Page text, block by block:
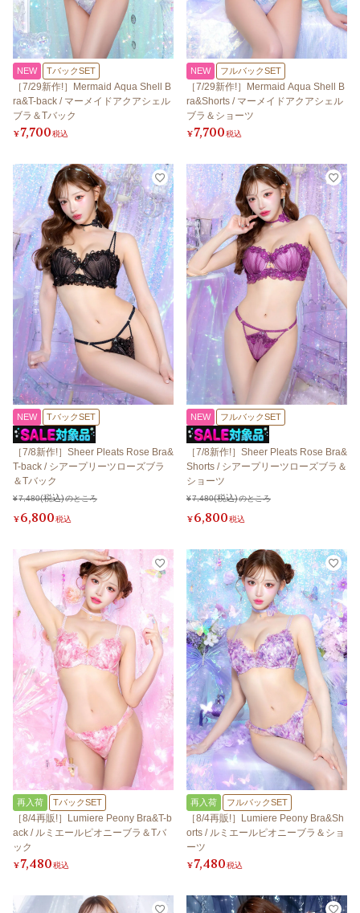
NEW TバックSET
［7/29新作!］Mermaid Aqua Shell B
ra&T-back / マーメイドアクアシェル
ブラ＆Tバック
¥7,700税込
NEW フルバックSET
［7/29新作!］Mermaid Aqua Shell B
ra&Shorts / マーメイドアクアシェル
ブラ＆ショーツ
¥7,700税込
NEW TバックSET
［7/8新作!］Sheer Pleats Rose Bra&
T-back / シアープリーツローズブラ
＆Tバック
¥7,480 のところ
¥6,800税込
NEW フルバックSET
［7/8新作!］Sheer Pleats Rose Bra&
Shorts / シアープリーツローズブラ＆
ショーツ
¥7,480 のところ
¥6,800税込
再入荷 TバックSET
［8/4再販!］Lumiere Peony Bra&T-b
ack / ルミエールピオニーブラ＆Tバ
ック
¥7,480税込
再入荷 フルバックSET
［8/4再販!］Lumiere Peony Bra&Sh
orts / ルミエールピオニーブラ＆ショ
ーツ
¥7,480税込